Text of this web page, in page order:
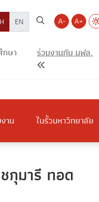
EN A- A+
ษา
ร่วมงานกับ มฟล.
าน ในรั้วมหาวิทยาลัย
กุมารี ทอด